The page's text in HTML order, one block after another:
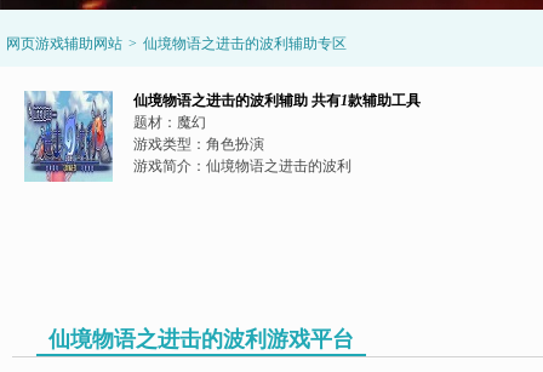
网页游戏辅助网站 > 仙境物语之进击的波利辅助专区
仙境物语之进击的波利辅助 共有1款辅助工具
题材： 魔幻
游戏类型： 角色扮演
游戏简介： 仙境物语之进击的波利
仙境物语之进击的波利游戏平台